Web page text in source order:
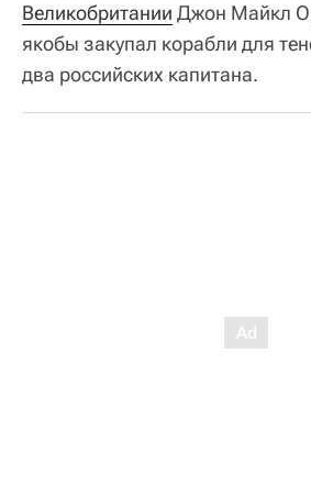
Великобритании Джон Майкл
якобы закупал корабли для
два российских капитана.